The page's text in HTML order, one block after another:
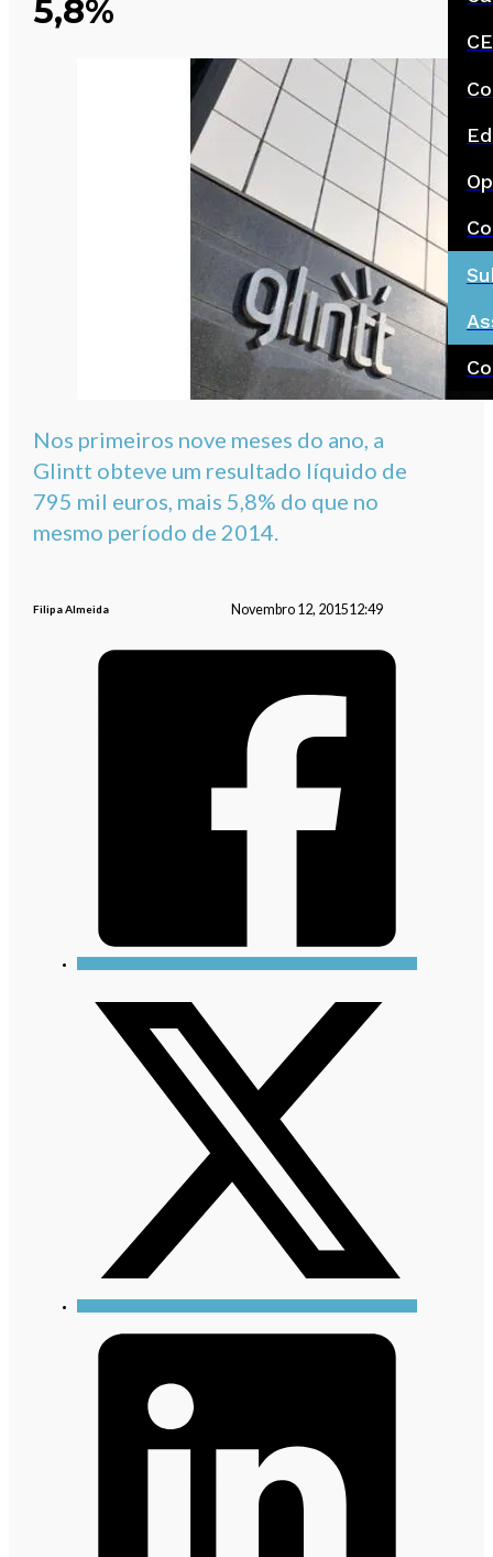
5,8%
Nos primeiros nove meses do ano, a
Glintt obteve um resultado líquido de
795 mil euros, mais 5,8% do que no
mesmo período de 2014.
Filipa Almeida Novembro 12, 201512:49